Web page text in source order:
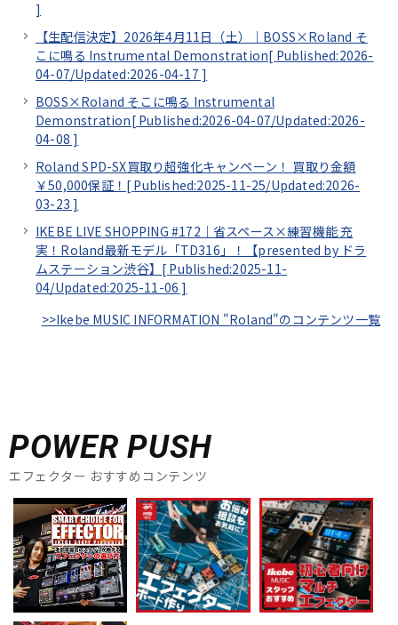
]
【生配信決定】2026年4月11日（土）｜BOSS×Roland そ
こに鳴る Instrumental Demonstration[ Published:2026-
04-07/Updated:2026-04-17 ]
BOSS×Roland そこに鳴る Instrumental
Demonstration[ Published:2026-04-07/Updated:2026-
04-08 ]
Roland SPD-SX買取り超強化キャンペーン！ 買取り金額
￥50,000保証！[ Published:2025-11-25/Updated:2026-
03-23 ]
IKEBE LIVE SHOPPING #172｜省スペース×練習機能 充
実！Roland最新モデル「TD316」！【presented by ドラ
ムステーション渋谷】[ Published:2025-11-
04/Updated:2025-11-06 ]
>>Ikebe MUSIC INFORMATION "Roland"のコンテンツ一覧
POWER PUSH
エフェクター おすすめコンテンツ